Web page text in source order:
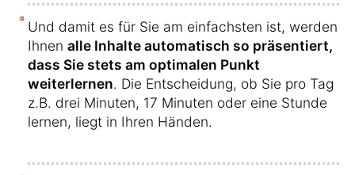
Und damit es für Sie am einfachsten ist, werden
Ihnen alle Inhalte automatisch so präsentiert,
dass Sie stets am optimalen Punkt
weiterlernen. Die Entscheidung, ob Sie pro Tag
z.B. drei Minuten, 17 Minuten oder eine Stunde
lernen, liegt in Ihren Händen.